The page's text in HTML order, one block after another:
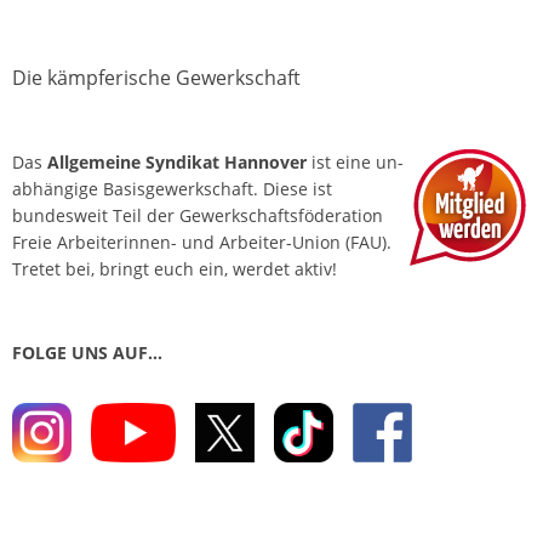
Die kämpferische Gewerkschaft
Das Allgemeine Syndikat Hannover ist eine un­
abhängige Basis­gewerkschaft. Diese ist
bundesweit Teil der Gewerkschafts­föderation
Freie Arbeiterinnen- und Arbeiter-Union (FAU).
Tretet bei, bringt euch ein, werdet aktiv!
FOLGE UNS AUF…